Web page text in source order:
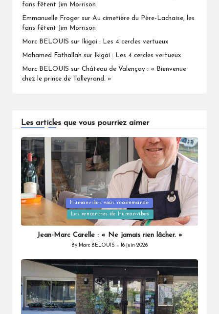
fans fêtent Jim Morrison
Emmanuelle Froger sur Au cimetière du Père-Lachaise, les
fans fêtent Jim Morrison
Marc BELOUIS sur Ikigai : Les 4 cercles vertueux
Mohamed Fathallah sur Ikigai : Les 4 cercles vertueux
Marc BELOUIS sur Château de Valençay : « Bienvenue
chez le prince de Talleyrand. »
Les articles que vous pourriez aimer
Posted
Humanvibes vous recommande
Les rencontres de Humanvibes
Jean-Marc Carelle : « Ne jamais rien lâcher. »
Posted
By Marc BELOUIS 16 juin 2026